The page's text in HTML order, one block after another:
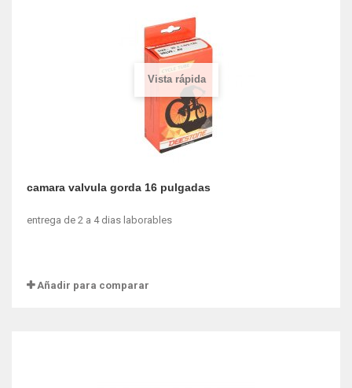
Vista rápida
camara valvula gorda 16 pulgadas
entrega de 2 a 4 dias laborables
Añadir para comparar